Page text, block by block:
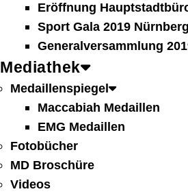
Eröffnung
Sport Gala 2019 Nürnberg
Generalversammlung
Mediathek
Medaillenspiegel
Maccabiah Medaillen
EMG Medaillen
Fotobücher
MD Broschüre
Videos